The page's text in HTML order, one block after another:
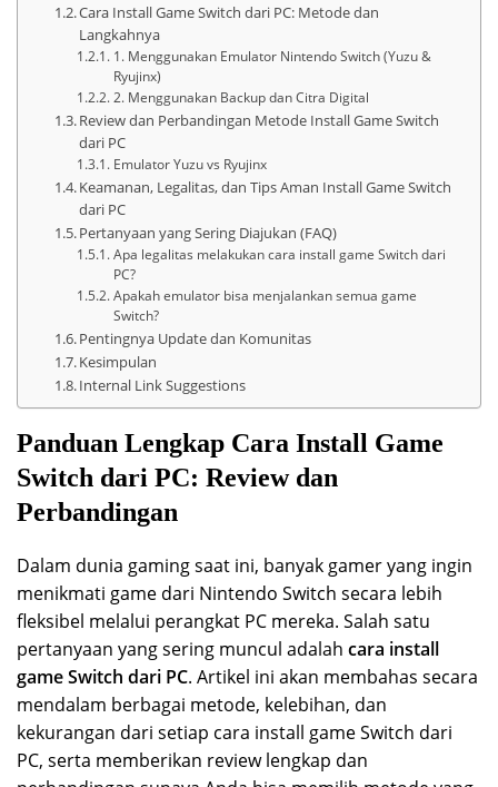
Cara Install Game Switch dari PC: Metode dan
Langkahnya
1. Menggunakan Emulator Nintendo Switch (Yuzu &
Ryujinx)
2. Menggunakan Backup dan Citra Digital
Review dan Perbandingan Metode Install Game Switch
dari PC
Emulator Yuzu vs Ryujinx
Keamanan, Legalitas, dan Tips Aman Install Game Switch
dari PC
Pertanyaan yang Sering Diajukan (FAQ)
Apa legalitas melakukan cara install game Switch dari
PC?
Apakah emulator bisa menjalankan semua game
Switch?
Pentingnya Update dan Komunitas
Kesimpulan
Internal Link Suggestions
Panduan Lengkap Cara Install Game
Switch dari PC: Review dan
Perbandingan
Dalam dunia gaming saat ini, banyak gamer yang ingin
menikmati game dari Nintendo Switch secara lebih
fleksibel melalui perangkat PC mereka. Salah satu
pertanyaan yang sering muncul adalah cara install
game Switch dari PC. Artikel ini akan membahas secara
mendalam berbagai metode, kelebihan, dan
kekurangan dari setiap cara install game Switch dari
PC, serta memberikan review lengkap dan